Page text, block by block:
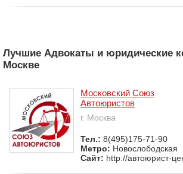
Лучшие Адвокаты и юридические
Москве
Московский Союз
Автоюристов
г. Москва
Тел.: 8(495)175-71-90
Метро: Новослободская
Сайт: http://автоюрист-